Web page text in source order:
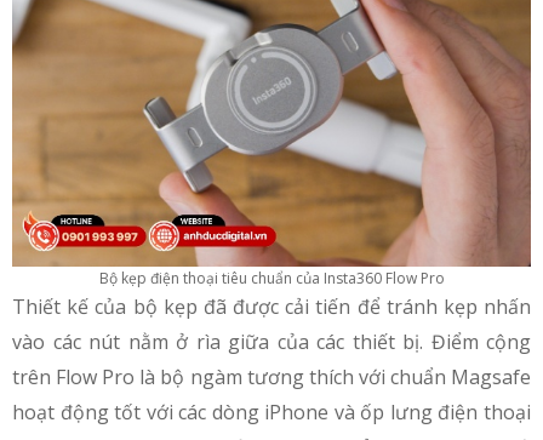
Bộ kẹp điện thoại tiêu chuẩn của Insta360 Flow Pro
Thiết kế của bộ kẹp đã được cải tiến để tránh kẹp nhấn
vào các nút nằm ở rìa giữa của các thiết bị. Điểm cộng
trên Flow Pro là bộ ngàm tương thích với chuẩn Magsafe
hoạt động tốt với các dòng iPhone và ốp lưng điện thoại